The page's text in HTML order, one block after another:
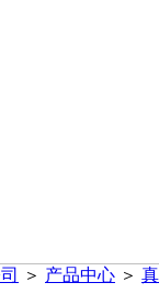
＞ 产品中心 ＞